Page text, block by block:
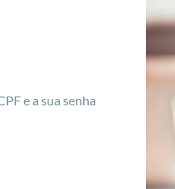
e a sua senha